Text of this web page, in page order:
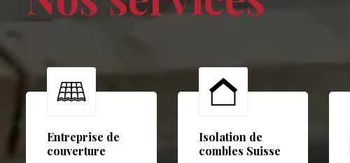
Entreprise de
couverture
Isolation de
combles Suisse